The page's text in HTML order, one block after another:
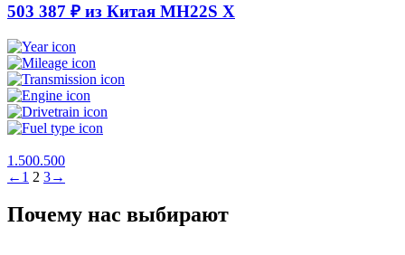
503 387 ₽ из Китая MH22S X
1.500.500
← 1 2 3→
Почему нас выбирают